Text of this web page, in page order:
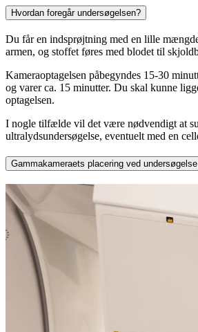
Hvordan foregår undersøgelsen?
Du får en indsprøjtning med en lille
armen, og stoffet føres med blodet til
Kameraoptagelsen påbegyndes 15-30
og varer ca. 15 minutter. Du skal kunne
optagelsen.
I nogle tilfælde vil det være nødvendigt at
ultralydsundersøgelse, eventuelt med en
Gammakameraets placering ved